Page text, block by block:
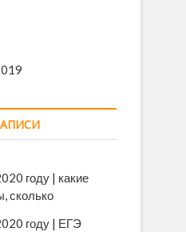
году | какие
сколько
году | ЕГЭ